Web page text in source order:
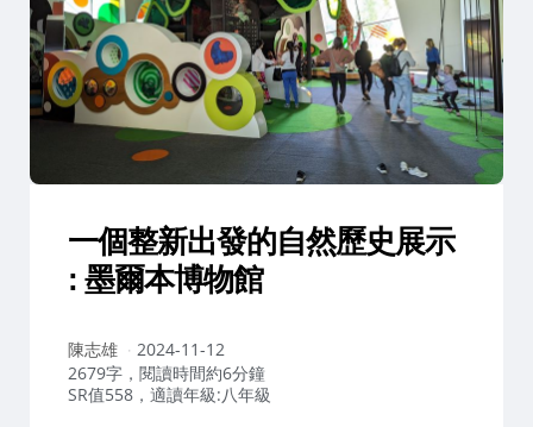
一個整新出發的自然歷史展示
: 墨爾本博物館
作
者：
陳志雄
2024-11-12
2679字，閱讀時間約6分鐘
SR值558，適讀年級:八年級